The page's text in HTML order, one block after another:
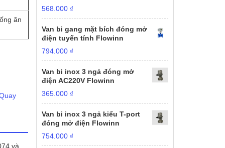
ăn
và
568.000 ₫
Van bi gang mặt bích đóng mở
điện tuyến tính Flowinn
794.000 ₫
Van bi inox 3 ngả đóng mở
điện AC220V Flowinn
365.000 ₫
Van bi inox 3 ngả kiểu T-port
đóng mở điện Flowinn
754.000 ₫